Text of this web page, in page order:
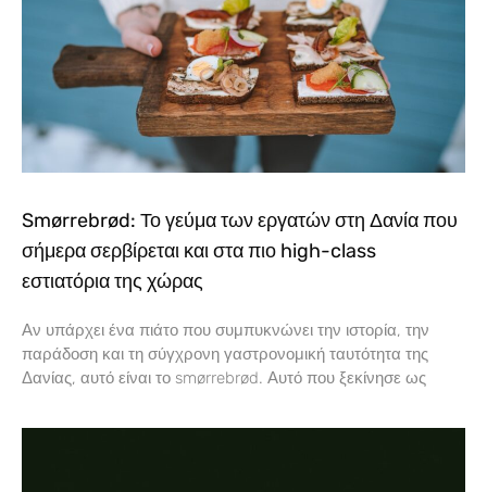
Smørrebrød: Το γεύμα των εργατών στη Δανία που
σήμερα σερβίρεται και στα πιο high-class
εστιατόρια της χώρας
Αν υπάρχει ένα πιάτο που συμπυκνώνει την ιστορία, την
παράδοση και τη σύγχρονη γαστρονομική ταυτότητα της
Δανίας, αυτό είναι το smørrebrød. Αυτό που ξεκίνησε ως